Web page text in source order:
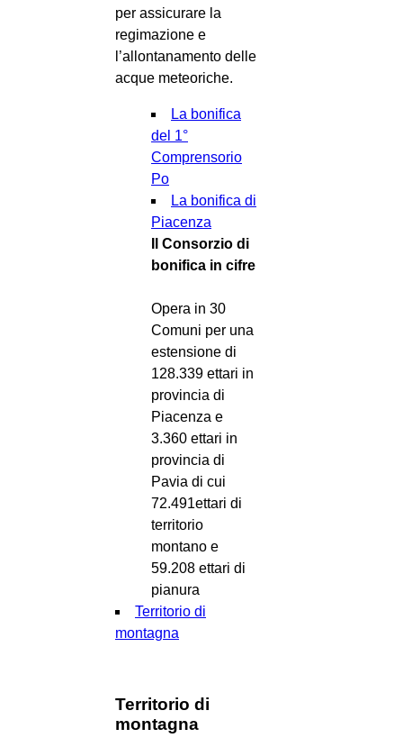
per assicurare la
regimazione e
l’allontanamento delle
acque meteoriche.
La bonifica
del 1°
Comprensorio
Po
La bonifica di
Piacenza
Il Consorzio di
bonifica in cifre
Opera in 30
Comuni per una
estensione di
128.339 ettari in
provincia di
Piacenza e
3.360 ettari in
provincia di
Pavia di cui
72.491ettari di
territorio
montano e
59.208 ettari di
pianura
Territorio di
montagna
Territorio di
montagna